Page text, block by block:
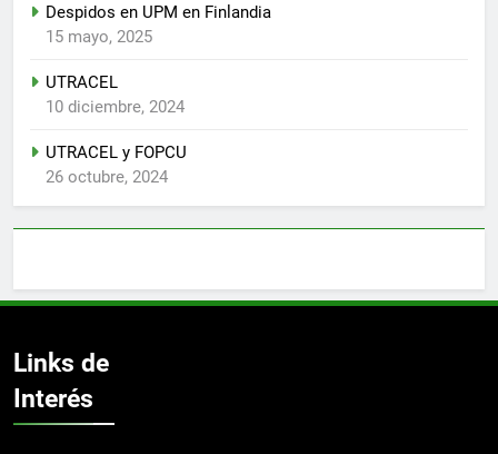
Despidos en UPM en Finlandia
15 mayo, 2025
UTRACEL
10 diciembre, 2024
UTRACEL y FOPCU
26 octubre, 2024
Links de
Interés